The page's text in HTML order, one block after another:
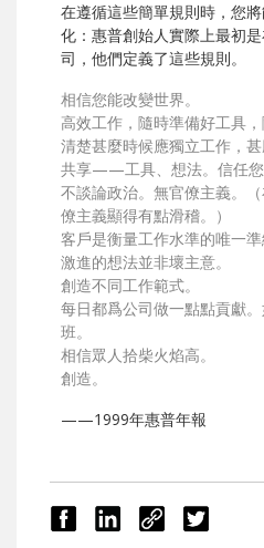
在遵循這些簡單規則時，您
化：惠普創始人實際上最初
司，他們定義了這些規則。
相信您能改變世界。
高效工作，隨時準備好工具，
清楚甚麼時候應獨立工作，甚
共享——工具、想法。信任您
不談論政治。無官僚主義。
僚主義顯得有點滑稽。）
客戶是衡量工作水準的唯一準
激進的想法並非壞主意。
創造不同工作範式。
每日都爲公司做一點點貢獻
班。
相信眾人拾柴火焰高。
創造。
——1999年惠普年報